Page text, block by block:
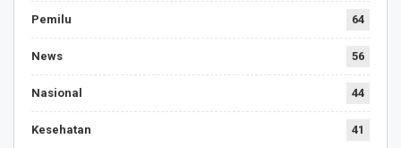
Pemilu 64
News 56
Nasional 44
Kesehatan 41